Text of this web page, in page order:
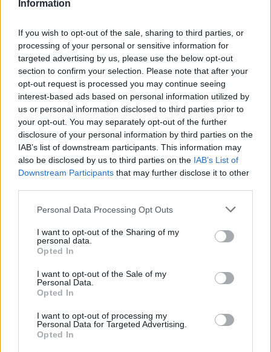
Information
If you wish to opt-out of the sale, sharing to third parties, or
processing of your personal or sensitive information for
targeted advertising by us, please use the below opt-out
section to confirm your selection. Please note that after your
opt-out request is processed you may continue seeing
interest-based ads based on personal information utilized by
us or personal information disclosed to third parties prior to
your opt-out. You may separately opt-out of the further
disclosure of your personal information by third parties on the
IAB’s list of downstream participants. This information may
also be disclosed by us to third parties on the IAB’s List of
Downstream Participants that may further disclose it to other
Personal Data Processing Opt Outs
I want to opt-out of the Sharing of my
personal data.
Opted In
I want to opt-out of the Sale of my
Personal Data.
Opted In
I want to opt-out of processing my
Personal Data for Targeted Advertising.
Opted In
Rada pre vysokých mužov:
Väčšia veľkosť nie je vždy
riešenie
Romana 1 mesiac ago 0
Od dielne po priemyselnú halu:
moment?